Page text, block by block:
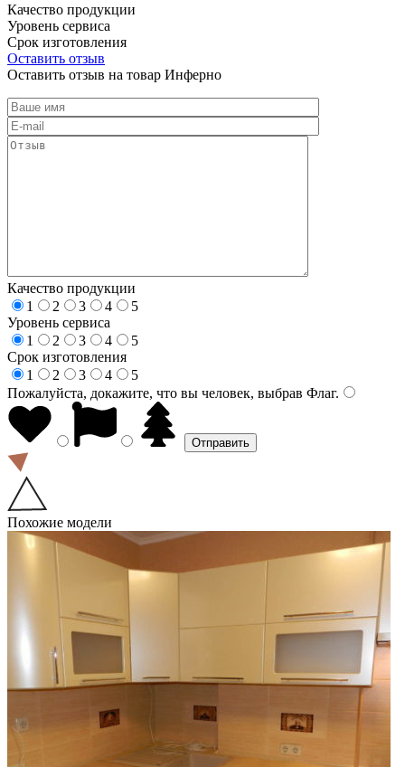
Качество продукции
Уровень сервиса
Срок изготовления
Оставить отзыв
Оставить отзыв на товар Инферно
Качество продукции
1
2 3 4
5
Уровень сервиса
1
2 3 4
5
Срок изготовления
1
2 3 4
5
Пожалуйста, докажите, что вы человек, выбрав Флаг.
Похожие модели